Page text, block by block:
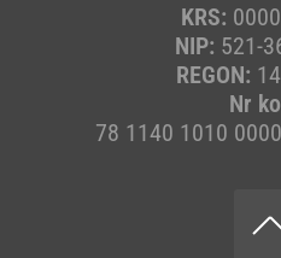
KRS:
NIP: 521-
REGON:
Nr
78 1140 1010